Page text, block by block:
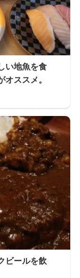
い地魚を食
ススメ。
ビールを飲